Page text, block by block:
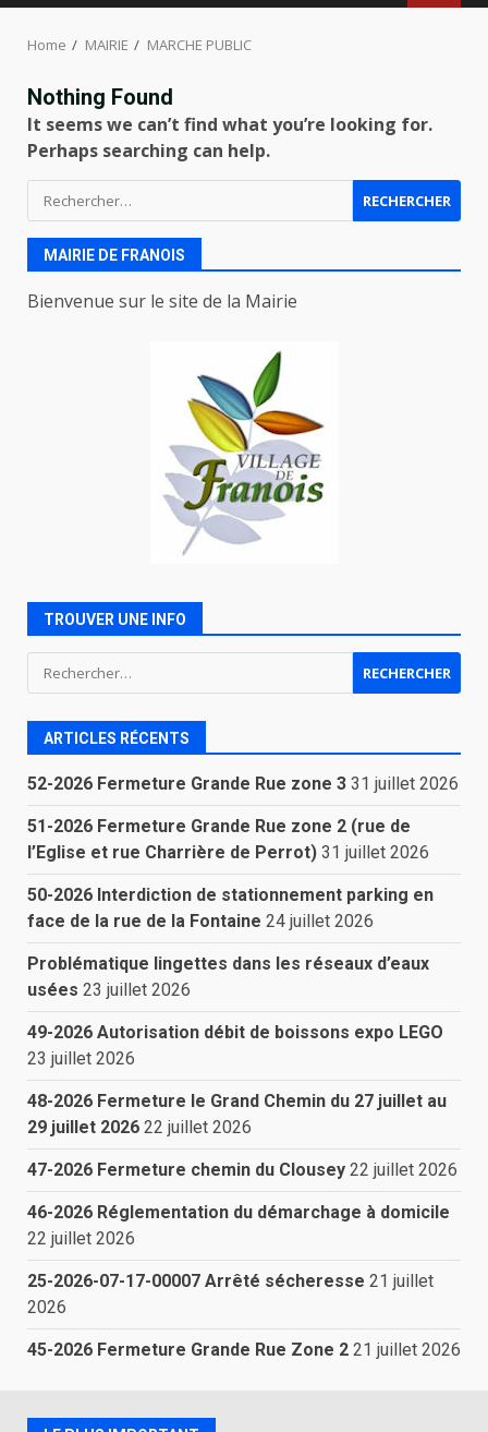
Home MAIRIE MARCHE PUBLIC
Nothing Found
It seems we can’t find what you’re looking for.
Perhaps searching can help.
Rechercher :
MAIRIE DE FRANOIS
Bienvenue sur le site de la Mairie
TROUVER UNE INFO
Rechercher :
ARTICLES RÉCENTS
52-2026 Fermeture Grande Rue zone 3 31 juillet 2026
51-2026 Fermeture Grande Rue zone 2 (rue de
l’Eglise et rue Charrière de Perrot) 31 juillet 2026
50-2026 Interdiction de stationnement parking en
face de la rue de la Fontaine 24 juillet 2026
Problématique lingettes dans les réseaux d’eaux
usées 23 juillet 2026
49-2026 Autorisation débit de boissons expo LEGO
23 juillet 2026
48-2026 Fermeture le Grand Chemin du 27 juillet au
29 juillet 2026 22 juillet 2026
47-2026 Fermeture chemin du Clousey 22 juillet 2026
46-2026 Réglementation du démarchage à domicile
22 juillet 2026
25-2026-07-17-00007 Arrêté sécheresse 21 juillet
2026
45-2026 Fermeture Grande Rue Zone 2 21 juillet 2026